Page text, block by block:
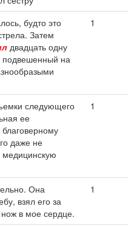
будто это
Затем
двадцать одну
подвешенный на
1
следующего
ее
даже не
медицинскую
1
Она
взял его за
нож в мое сердце.
1